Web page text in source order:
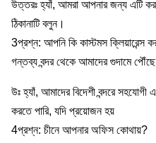
উত্তরঃ হ্যাঁ, আমরা আপনার জন্য এটি
ঠিকানাটি বলুন।
3প্রশ্ন: আপনি কি কাস্টমস ক্লিয়ারেন্স
গন্তব্য বন্দর থেকে আমাদের গুদামে
উঃ হ্যাঁ, আমাদের বিদেশী বন্দরে
করতে পারি, যদি প্রয়োজন হয়
4প্রশ্ন: চীনে আপনার অফিস কোথায়?